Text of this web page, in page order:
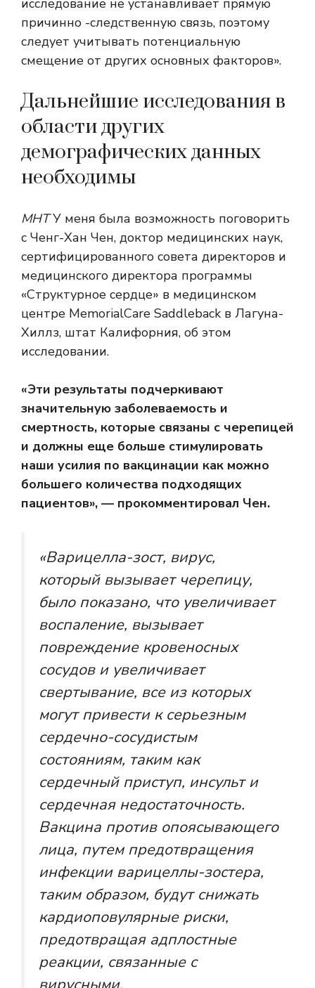
исследование не устанавливает прямую
причинно -следственную связь, поэтому
следует учитывать потенциальную
смещение от других основных факторов».
Дальнейшие исследования в
области других
демографических данных
необходимы
МНТУ меня была возможность поговорить
с Ченг-Хан Чен, доктор медицинских наук,
сертифицированного совета директоров и
медицинского директора программы
«Структурное сердце» в медицинском
центре MemorialCare Saddleback в Лагуна-
Хиллз, штат Калифорния, об этом
исследовании.
«Эти результаты подчеркивают
значительную заболеваемость и
смертность, которые связаны с черепицей
и должны еще больше стимулировать
наши усилия по вакцинации как можно
большего количества подходящих
пациентов», — прокомментировал Чен.
«Варицелла-зост, вирус,
который вызывает черепицу,
было показано, что увеличивает
воспаление, вызывает
повреждение кровеносных
сосудов и увеличивает
свертывание, все из которых
могут привести к серьезным
сердечно-сосудистым
состояниям, таким как
сердечный приступ, инсульт и
сердечная недостаточность.
Вакцина против опоясывающего
лица, путем предотвращения
инфекции варицеллы-зостера,
таким образом, будут снижать
кардиоповулярные риски,
предотвращая адплостные
реакции, связанные с